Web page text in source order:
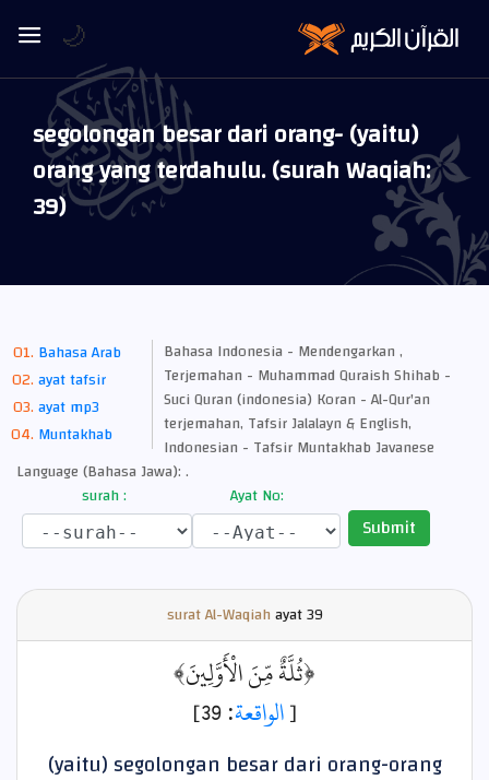
(yaitu) segolongan besar dari orang-
orang yang terdahulu. (surah Waqiah:
39)
Bahasa Arab
ayat tafsir
ayat mp3
Muntakhab
Bahasa Indonesia - Mendengarkan ,
Terjemahan - Muhammad Quraish Shihab -
Suci Quran (indonesia) Koran - Al-Qur'an
terjemahan, Tafsir Jalalayn & English,
Indonesian - Tafsir Muntakhab Javanese
Language (Bahasa Jawa): .
surah :
Ayat No:
Submit
surat Al-Waqiahayat39
﴿ثُلَّةٌ مِّنَ الْأَوَّلِينَ﴾
[الواقعة: 39]
(yaitu) segolongan besar dari orang-orang
🌙